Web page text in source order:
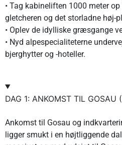
• Tag kabineliften 1000 meter
gletcheren og det storladne høj-
• Oplev de idylliske græsgange
• Nyd alpespecialiteterne
bjerghytter og -hoteller.
DAG 1: ANKOMST TIL GOSAU
Ankomst til Gosau og
ligger smukt i en højtliggende